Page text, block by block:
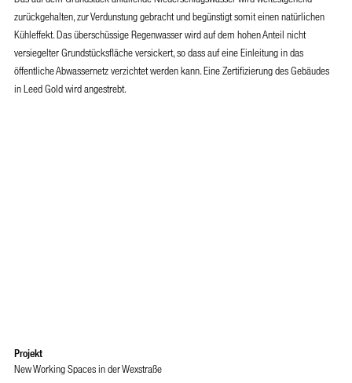
zurückgehalten, zur Verdunstung gebracht und begünstigt somit einen natürlichen
Kühleffekt. Das überschüssige Regenwasser wird auf dem hohen Anteil nicht
versiegelter Grundstücksfläche versickert, so dass auf eine Einleitung in das
öffentliche Abwassernetz verzichtet werden kann. Eine Zertifizierung des Gebäudes
in Leed Gold wird angestrebt.
Projekt
New Working Spaces in der Wexstraße